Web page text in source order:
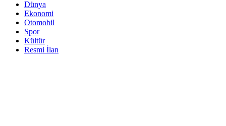
Dünya
Ekonomi
Otomobil
Spor
Kültür
Resmi İlan